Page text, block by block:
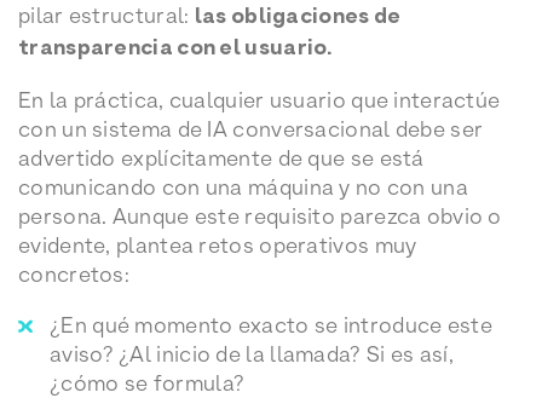
pilar estructural: las obligaciones de
transparencia con el usuario.
En la práctica, cualquier usuario que interactúe
con un sistema de IA conversacional debe ser
advertido explícitamente de que se está
comunicando con una máquina y no con una
persona. Aunque este requisito parezca obvio o
evidente, plantea retos operativos muy
concretos:
¿En qué momento exacto se introduce este
aviso? ¿Al inicio de la llamada? Si es así,
¿cómo se formula?